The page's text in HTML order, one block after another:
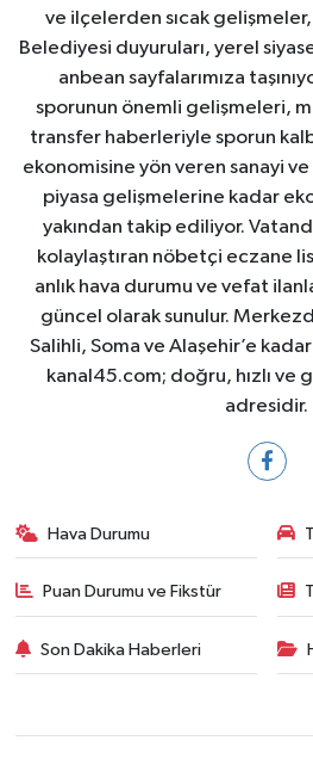
ve ilçelerden sıcak
Belediyesi duyuruları, yerel
anbean sayfalarımıza
sporunun önemli gelişmeleri,
transfer haberleriyle sporun
ekonomisine yön veren sanayi
piyasa gelişmelerine kadar
yakından takip ediliyor.
kolaylaştıran nöbetçi eczane
anlık hava durumu ve vefat
güncel olarak sunulur.
Salihli, Soma ve Alaşehir’e
kanal45.com; doğru, hızlı ve
adresidir.
Hava Durumu
Puan Durumu ve Fikstür
Son Dakika Haberleri